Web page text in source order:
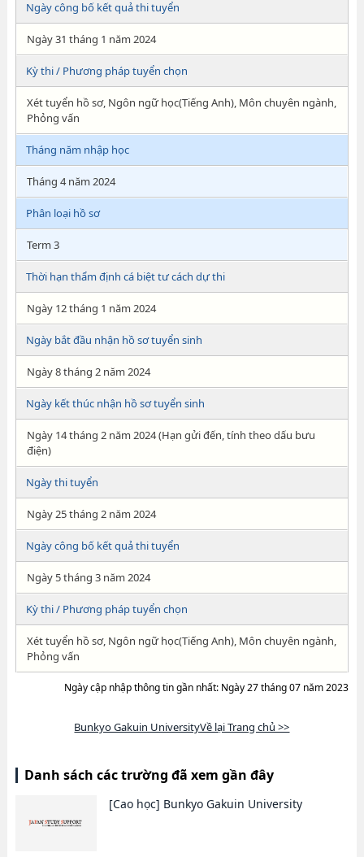
Ngày công bố kết quả thi tuyển
Ngày 31 tháng 1 năm 2024
Kỳ thi / Phương pháp tuyển chọn
Xét tuyển hồ sơ, Ngôn ngữ học(Tiếng Anh), Môn chuyên ngành,
Phỏng vấn
Tháng năm nhập học
Tháng 4 năm 2024
Phân loại hồ sơ
Term 3
Thời hạn thẩm định cá biệt tư cách dự thi
Ngày 12 tháng 1 năm 2024
Ngày bắt đầu nhận hồ sơ tuyển sinh
Ngày 8 tháng 2 năm 2024
Ngày kết thúc nhận hồ sơ tuyển sinh
Ngày 14 tháng 2 năm 2024 (Hạn gửi đến, tính theo dấu bưu
điện)
Ngày thi tuyển
Ngày 25 tháng 2 năm 2024
Ngày công bố kết quả thi tuyển
Ngày 5 tháng 3 năm 2024
Kỳ thi / Phương pháp tuyển chọn
Xét tuyển hồ sơ, Ngôn ngữ học(Tiếng Anh), Môn chuyên ngành,
Phỏng vấn
Ngày cập nhập thông tin gần nhất: Ngày 27 tháng 07 năm 2023
Bunkyo Gakuin UniversityVề lại Trang chủ >>
Danh sách các trường đã xem gần đây
[Cao học] Bunkyo Gakuin University